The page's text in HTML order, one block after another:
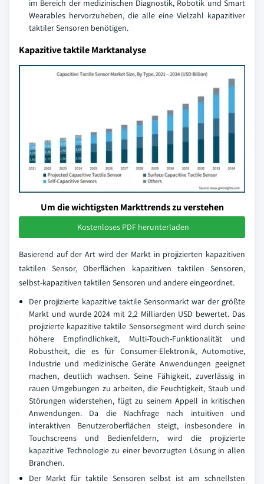
im Bereich der medizinischen Diagnostik, Robotik und Smart
Wearables hervorzuheben, die alle eine Vielzahl kapazitiver
taktiler Sensoren benötigen.
Kapazitive taktile Marktanalyse
Um die wichtigsten Markttrends zu verstehen
Kostenloses PDF herunterladen
Basierend auf der Art wird der Markt in projizierten kapazitiven
taktilen Sensor, Oberflächen kapazitiven taktilen Sensoren,
selbst-kapazitiven taktilen Sensoren und andere eingeordnet.
Der projizierte kapazitive taktile Sensormarkt war der größte
Markt und wurde 2024 mit 2,2 Milliarden USD bewertet. Das
projizierte kapazitive taktile Sensorsegment wird durch seine
höhere Empfindlichkeit, Multi-Touch-Funktionalität und
Robustheit, die es für Consumer-Elektronik, Automotive,
Industrie und medizinische Geräte Anwendungen geeignet
machen, deutlich wachsen. Seine Fähigkeit, zuverlässig in
rauen Umgebungen zu arbeiten, die Feuchtigkeit, Staub und
Störungen widerstehen, fügt zu seinem Appell in kritischen
Anwendungen. Da die Nachfrage nach intuitiven und
interaktiven Benutzeroberflächen steigt, insbesondere in
Touchscreens und Bedienfeldern, wird die projizierte
kapazitive Technologie zu einer bevorzugten Lösung in allen
Branchen.
Der Markt für taktile Sensoren selbst ist am schnellsten